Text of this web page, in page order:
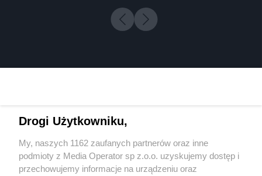
Wydawca mediów lokalnych
Drogi Użytkowniku,
My, naszych 1162 zaufanych partnerów oraz inne
podmioty z Media Operator sp z.o.o. uzyskujemy dostęp i
przechowujemy informacje na urządzeniu oraz